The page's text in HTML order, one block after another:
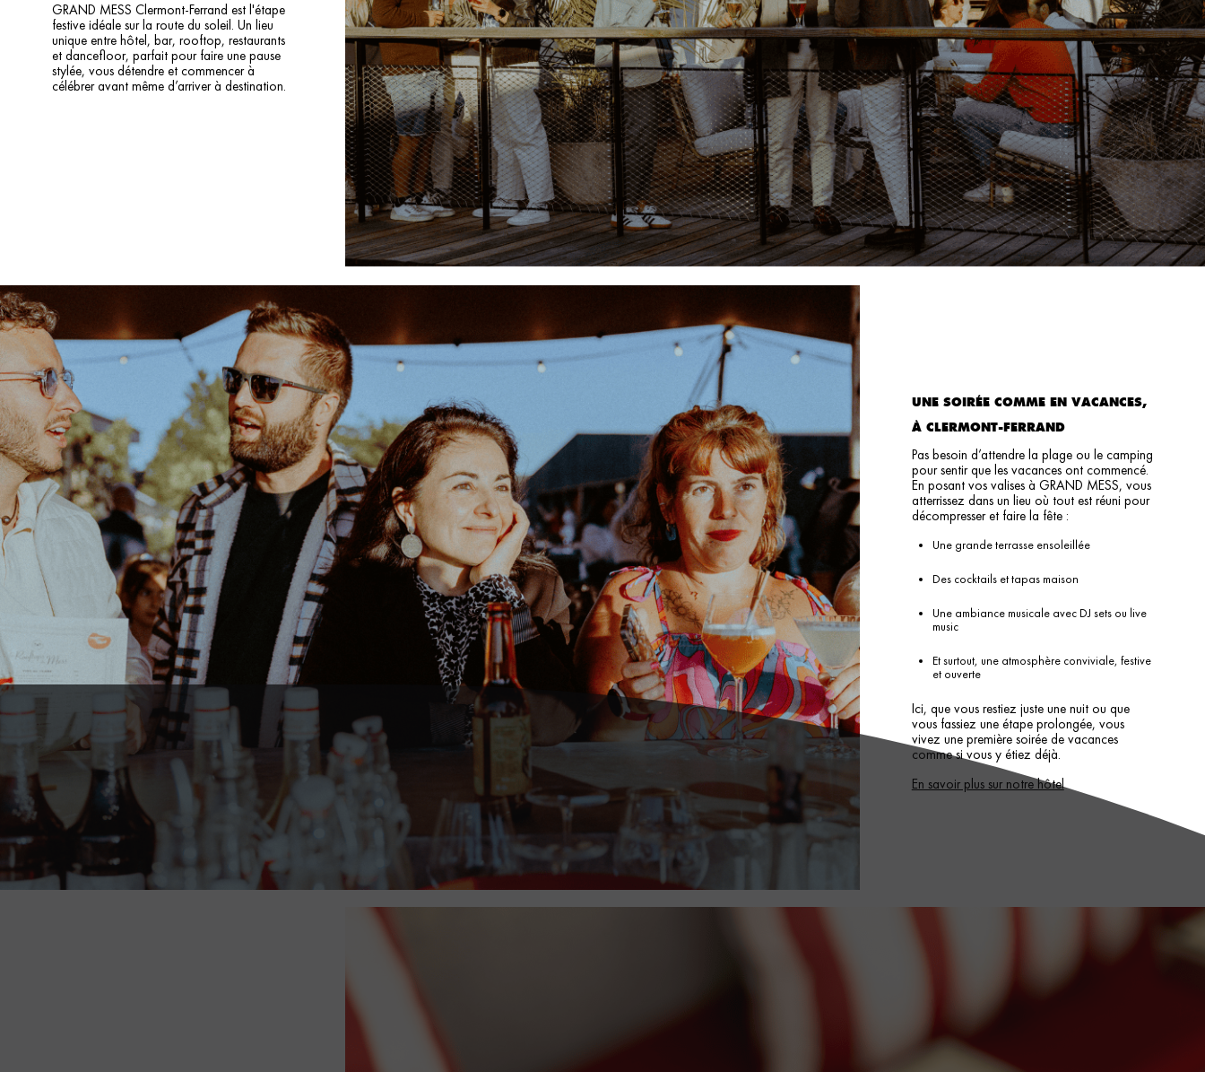
GRAND MESS Clermont-Ferrand est l'étape
festive idéale sur la route du soleil. Un lieu
unique entre hôtel, bar, rooftop, restaurants
et dancefloor, parfait pour faire une pause
stylée, vous détendre et commencer à
célébrer avant même d’arriver à destination.
UNE SOIRÉE COMME EN VACANCES,
À CLERMONT-FERRAND
Pas besoin d’attendre la plage ou le camping
pour sentir que les vacances ont commencé.
En posant vos valises à GRAND MESS, vous
atterrissez dans un lieu où tout est réuni pour
décompresser et faire la fête :
Une grande terrasse ensoleillée
Des cocktails et tapas maison
Une ambiance musicale avec DJ sets ou live
music
Et surtout, une atmosphère conviviale, festive
et ouverte
Ici, que vous restiez juste une nuit ou que
vous fassiez une étape prolongée, vous
vivez une première soirée de vacances
comme si vous y étiez déjà.
En savoir plus sur notre hôtel